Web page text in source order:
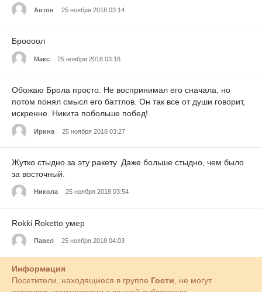
Антон 25 ноября 2018 03:14
Броооол
Макс 25 ноября 2018 03:18
Обожаю Брола просто. Не воспринимал его сначала, но
потом понял смысл его баттлов. Он так все от души говорит,
искренне. Никита побольше побед!
Ирина 25 ноября 2018 03:27
Жутко стыдно за эту ракету. Даже больше стыдно, чем было
за восточный.
Никола 25 ноября 2018 03:54
Rokki Roketto умер
Павел 25 ноября 2018 04:03
Информация
Посетители, находящиеся в группе Гости , не могут